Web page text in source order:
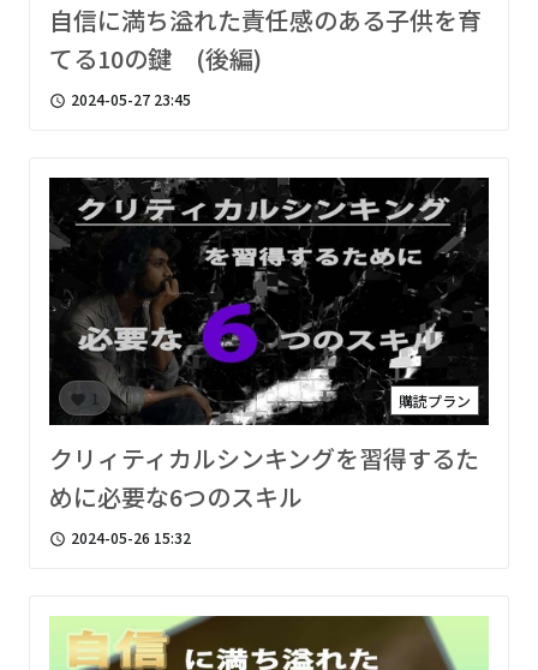
自信に満ち溢れた責任感のある子供を育
てる10の鍵 (後編)
access_time 2024-05-27 23:45
favorite 1 購読プラン
クリィティカルシンキングを習得するた
めに必要な6つのスキル
access_time 2024-05-26 15:32